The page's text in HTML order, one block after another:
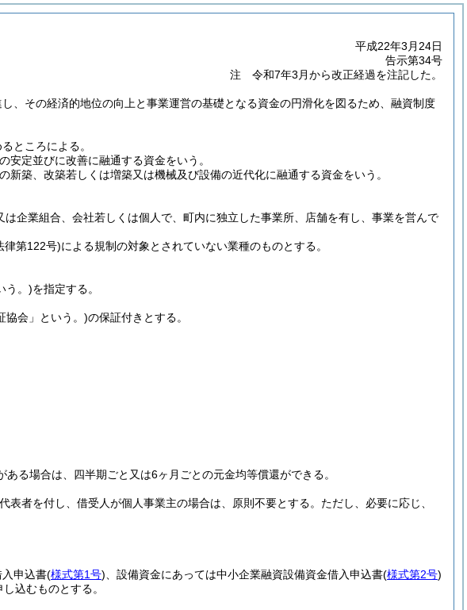
平成22年3月24日
告示第34号
注 令和7年3月から改正経過を注記した。
、その経済的地位の向上と事業運営の基礎となる資金の円滑化を図るため、融資制度
ところによる。
定並びに改善に融通する資金をいう。
築、改築若しくは増築又は機械及び設備の近代化に融通する資金をいう。
は企業組合、会社若しくは個人で、町内に独立した事業所、店舗を有し、事業を営んで
律第122号)による規制の対象とされていない業種のものとする。
う。)を指定する。
協会」という。)の保証付きとする。
ある場合は、四半期ごと又は6ヶ月ごとの元金均等償還ができる。
者を付し、借受人が個人事業主の場合は、原則不要とする。 ただし、必要に応じ、
申込書(様式第1号) 、設備資金にあっては中小企業融資設備資金借入申込書(様式第2号)
し込むものとする。